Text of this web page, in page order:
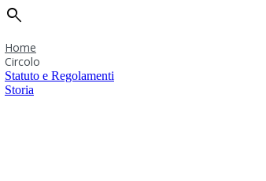
search
Home
Circolo
Statuto e Regolamenti
Storia